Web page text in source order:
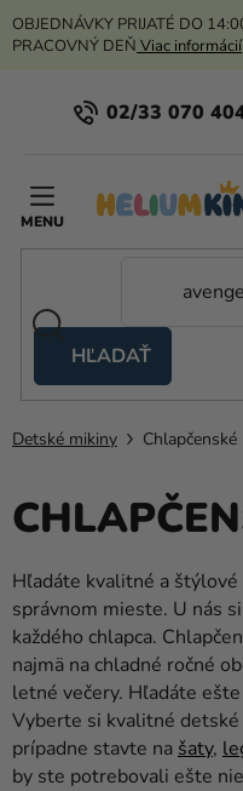
Prejsť
na
OBJEDNÁVKY PRIJATÉ DO
PRACOVNÝ DEŇ Viac informácií
02/33 070
HĽADAŤ
stany
Kanekalon
Hélium
a
Svadba
Párty
Výzdoba
a
doplnky
Detské mikiny
Hľadáte kvalitné a
správnom mieste. U nás
každého chlapca.
najmä na chladné ročné
letné večery. Hľadáte
Vyberte si kvalitné
prípadne stavte na šaty,
by ste potrebovali ešte